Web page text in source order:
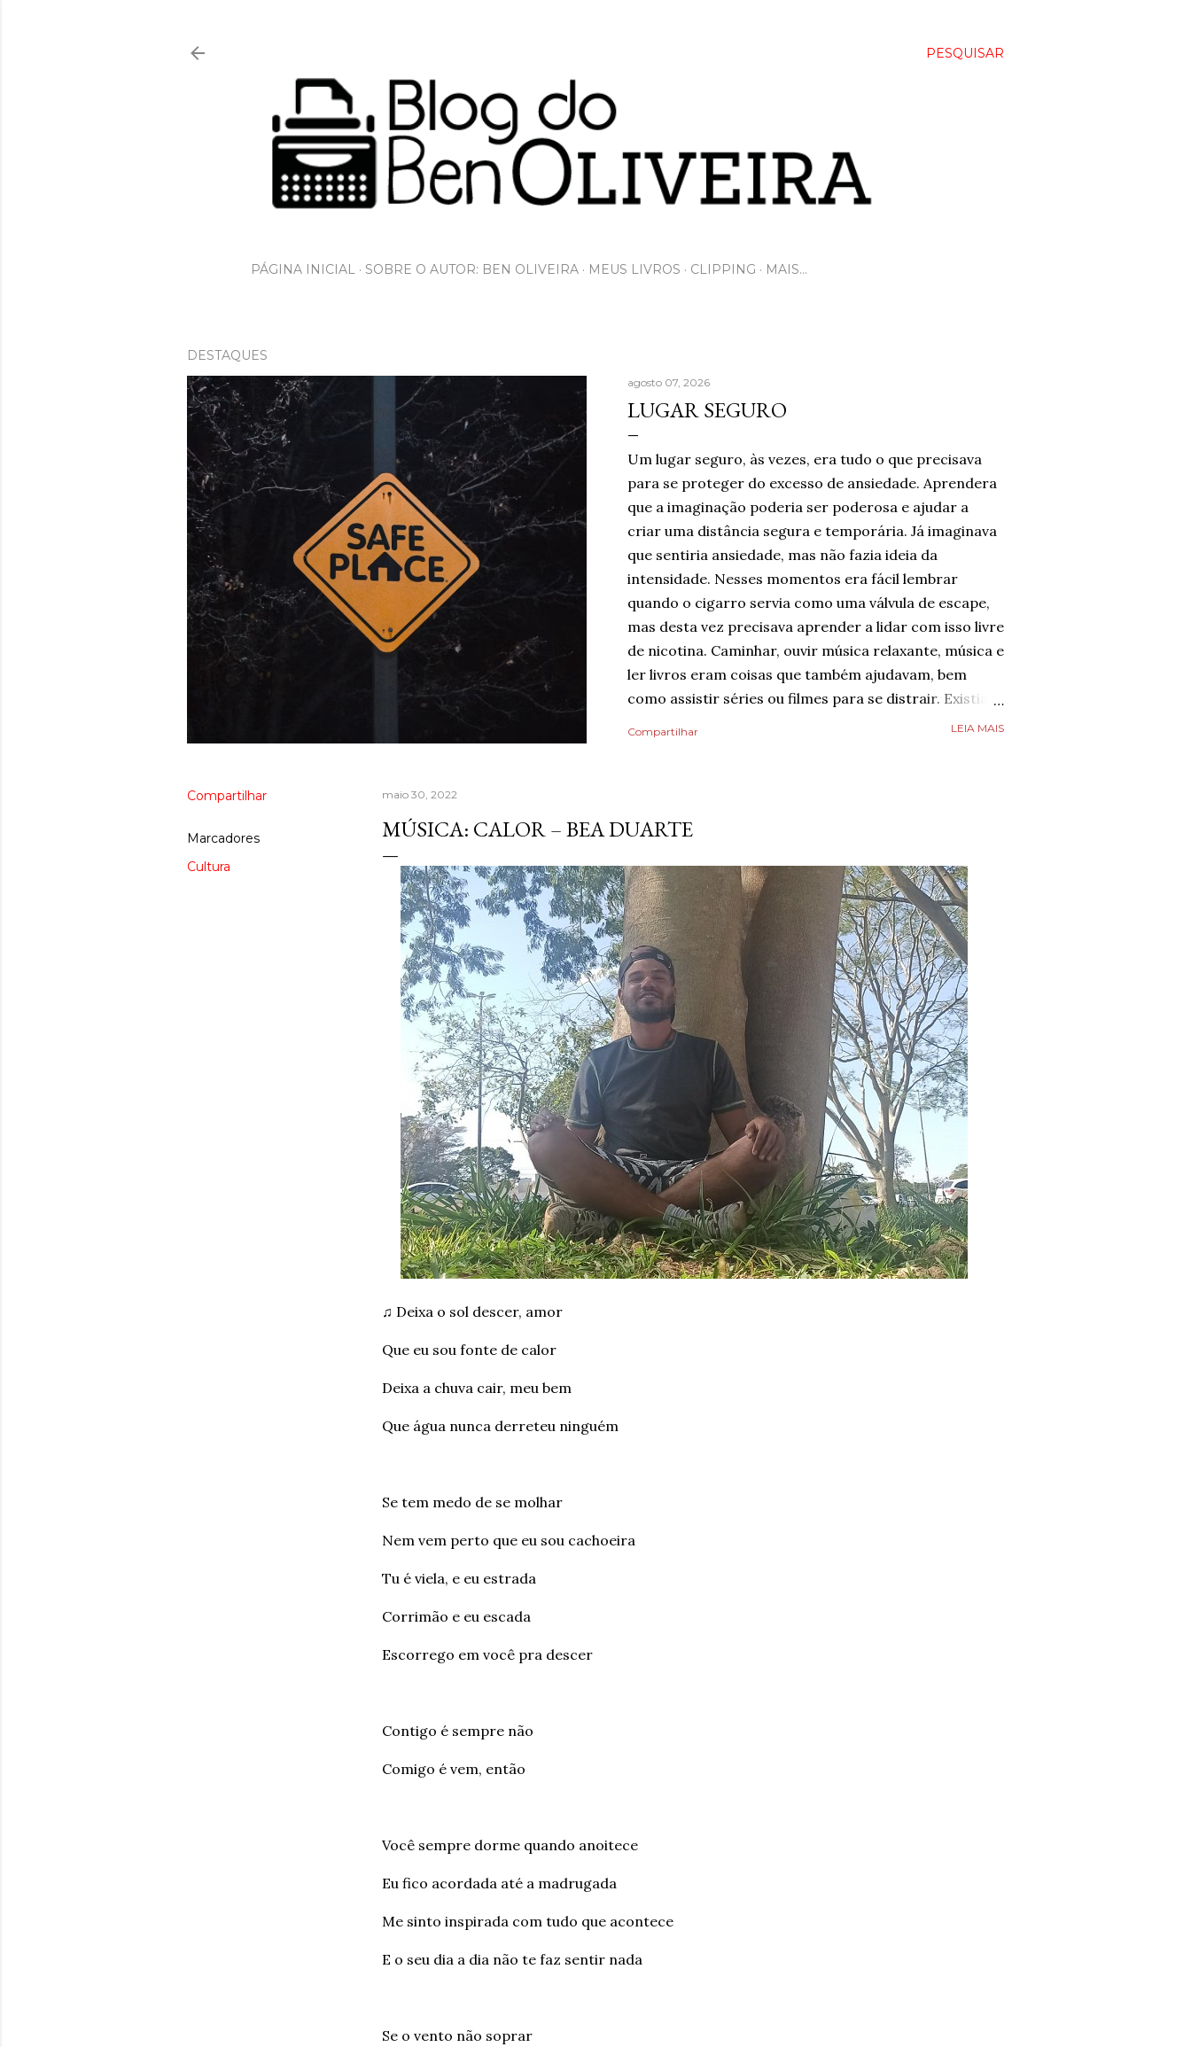
PESQUISAR
PÁGINA INICIAL SOBRE O AUTOR: BEN OLIVEIRA MEUS LIVROS CLIPPING MAIS…
DESTAQUES
agosto 07, 2026
LUGAR SEGURO
Um lugar seguro, às vezes, era tudo o que precisava
para se proteger do excesso de ansiedade. Aprendera
que a imaginação poderia ser poderosa e ajudar a
criar uma distância segura e temporária. Já imaginava
que sentiria ansiedade, mas não fazia ideia da
intensidade. Nesses momentos era fácil lembrar
quando o cigarro servia como uma válvula de escape,
mas desta vez precisava aprender a lidar com isso livre
de nicotina. Caminhar, ouvir música relaxante, música e
ler livros eram coisas que também ajudavam, bem
como assistir séries ou filmes para se distrair. Existia
um limite de quanto era possível diminuir a ansiedade,
seguro poderia fazer toda diferença. Era algo que
muita gente já fazia de forma intuitiva, mas que ao
reaprender ganha um novo significado. Após dias sem
escrever, estava sentindo falta de brincar com as
palavras. A verdade é qu...
Compartilhar LEIA MAIS
Compartilhar
Marcadores
Cultura
maio 30, 2022
MÚSICA: CALOR – BEA DUARTE
♫ Deixa o sol descer, amor
Que eu sou fonte de calor
Deixa a chuva cair, meu bem
Que água nunca derreteu ninguém
Se tem medo de se molhar
Nem vem perto que eu sou cachoeira
Tu é viela, e eu estrada
Corrimão e eu escada
Escorrego em você pra descer
Contigo é sempre não
Comigo é vem, então
Você sempre dorme quando anoitece
Eu fico acordada até a madrugada
Me sinto inspirada com tudo que acontece
E o seu dia a dia não te faz sentir nada
Se o vento não soprar